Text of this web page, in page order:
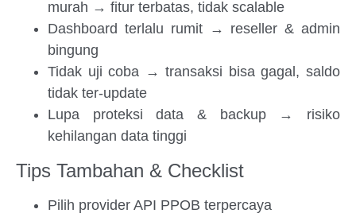
murah → fitur terbatas, tidak scalable
Dashboard terlalu rumit → reseller & admin
bingung
Tidak uji coba → transaksi bisa gagal, saldo
tidak ter-update
Lupa proteksi data & backup → risiko
kehilangan data tinggi
Tips Tambahan & Checklist
Pilih provider API PPOB terpercaya